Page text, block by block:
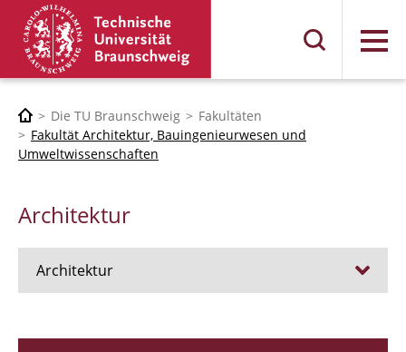
Menü
Die TU Braunschweig
Fakultäten
Fakultät Architektur, Bauingenieurwesen und
Umweltwissenschaften
Architektur
Architektur